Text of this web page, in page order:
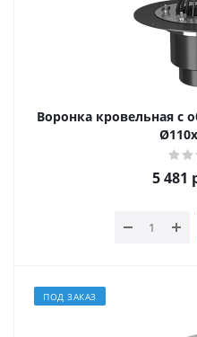
Воронка кровельная с
5 481
ПОД ЗАКАЗ